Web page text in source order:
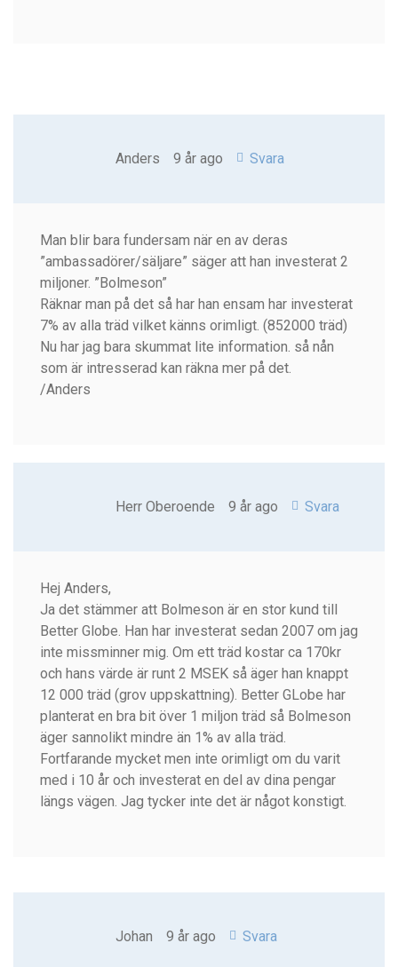
Anders 9 år ago Svara
Man blir bara fundersam när en av deras
”ambassadörer/säljare” säger att han investerat 2
miljoner. ”Bolmeson”
Räknar man på det så har han ensam har investerat
7% av alla träd vilket känns orimligt. (852000 träd)
Nu har jag bara skummat lite information. så nån
som är intresserad kan räkna mer på det.
/Anders
Herr Oberoende 9 år ago Svara
Hej Anders,
Ja det stämmer att Bolmeson är en stor kund till
Better Globe. Han har investerat sedan 2007 om jag
inte missminner mig. Om ett träd kostar ca 170kr
och hans värde är runt 2 MSEK så äger han knappt
12 000 träd (grov uppskattning). Better GLobe har
planterat en bra bit över 1 miljon träd så Bolmeson
äger sannolikt mindre än 1% av alla träd.
Fortfarande mycket men inte orimligt om du varit
med i 10 år och investerat en del av dina pengar
längs vägen. Jag tycker inte det är något konstigt.
Johan 9 år ago Svara